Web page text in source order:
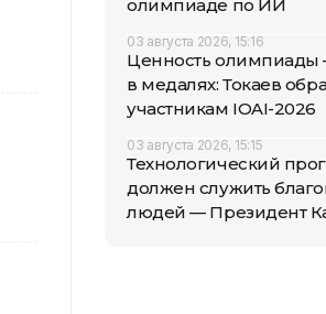
олимпиаде по ИИ
03 августа 2026, 15:16
Ценность олимпиады
в медалях: Токаев
участникам IOAI-2026
03 августа 2026, 15:15
Технологический
должен служить
людей — Президент